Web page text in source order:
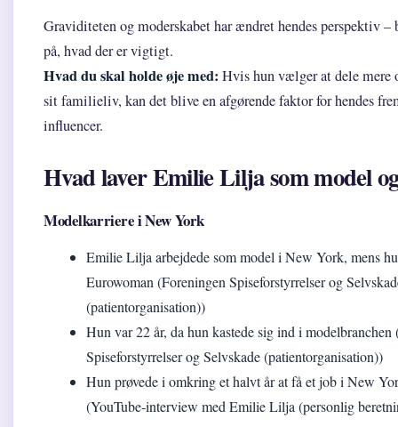
Graviditeten og moderskabet har ændret hendes perspektiv –
på, hvad der er vigtigt.
Hvad du skal holde øje med: Hvis hun vælger at dele mere
sit familieliv, kan det blive en afgørende faktor for hendes
influencer.
Hvad laver Emilie Lilja som model
Modelkarriere i New York
Emilie Lilja arbejdede som model i New York, mens
Eurowoman (Foreningen Spiseforstyrrelser og
(patientorganisation))
Hun var 22 år, da hun kastede sig ind i modelbranchen
Spiseforstyrrelser og Selvskade (patientorganisation))
Hun prøvede i omkring et halvt år at få et job i New
(YouTube-interview med Emilie Lilja (personlig